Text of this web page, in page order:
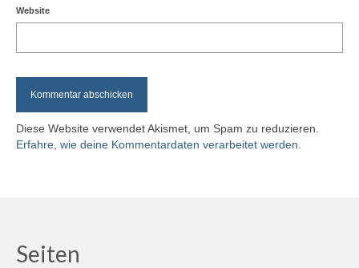
Website
Diese Website verwendet Akismet, um Spam zu reduzieren.
Erfahre, wie deine Kommentardaten verarbeitet werden.
Seiten